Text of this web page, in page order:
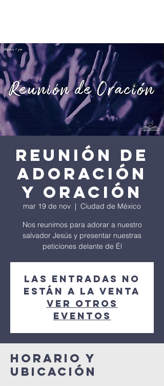
Reunión de
Adoración
y Oración
mar 19 de nov
  |
Ciudad de México
Nos reunimos para adorar a nuestro
salvador Jesús y presentar nuestras
peticiones delante de Él
Las entradas no
están a la venta
Ver otros
eventos
Horario y
ubicación